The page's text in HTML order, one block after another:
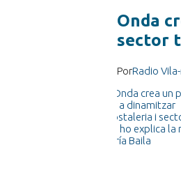
Onda
sector
PorRadio